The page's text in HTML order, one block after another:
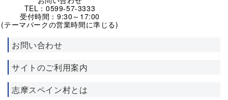
TEL：0599-57-3333
受付時間：9:30～17:00
(テーマパークの営業時間に準じる)
お問い合わせ
サイトのご利用案内
志摩スペイン村とは